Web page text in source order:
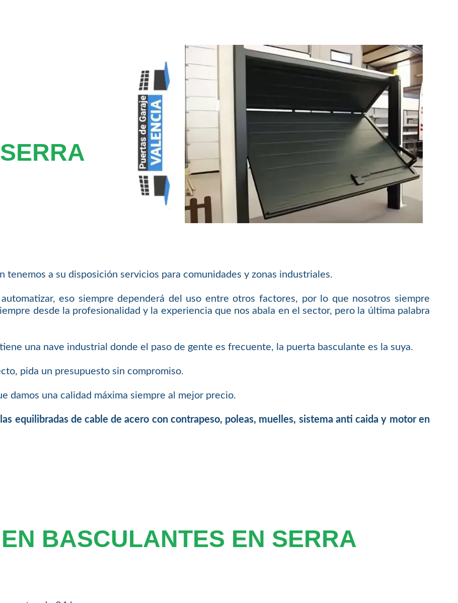
tenemos a su disposición servicios para comunidades y zonas industriales.
eso siempre dependerá del uso entre otros factores, por lo que nosotros siempre
desde la profesionalidad y la experiencia que nos abala en el sector, pero la última palabra
una nave industrial donde el paso de gente es frecuente, la puerta basculante es la suya.
pida un presupuesto sin compromiso.
damos una calidad máxima siempre al mejor precio.
equilibradas de cable de acero con contrapeso, poleas, muelles, sistema anti caida y motor en
BASCULANTES EN SERRA